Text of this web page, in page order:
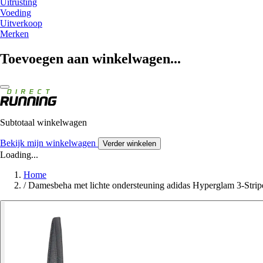
Uitrusting
Voeding
Uitverkoop
Merken
Toevoegen aan winkelwagen...
Subtotaal winkelwagen
Bekijk mijn winkelwagen Verder winkelen
Loading...
Home
/ Damesbeha met lichte ondersteuning adidas Hyperglam 3-